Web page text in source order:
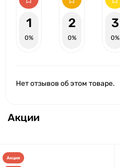
1
0%
2
0%
3
0%
Нет отзывов об этом товаре.
Акции
Акция